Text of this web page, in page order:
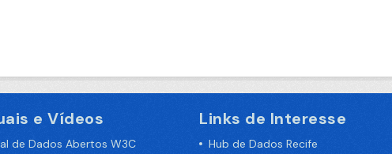
e Vídeos
de Dados Abertos W3C
Links de Interesse
Hub de Dados Recife